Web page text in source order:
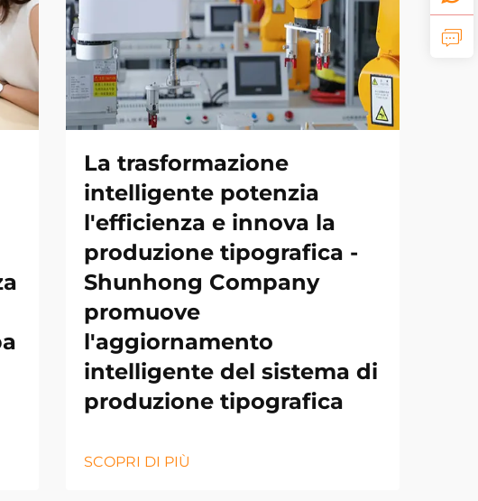
La trasformazione
intelligente potenzia
l'efficienza e innova la
produzione tipografica -
Shunhong Company
promuove
l'aggiornamento
intelligente del sistema di
produzione tipografica
SCOPRI DI PIÙ